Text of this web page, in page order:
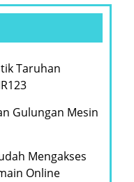
Taruhan
Gulungan Mesin
Mengakses
Online